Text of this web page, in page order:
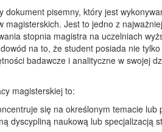
dokument pisemny, który jest
magisterskich. Jest to jedno z
stopnia magistra na uczelniach
na to, że student posiada nie
badawcze i analityczne w swojej
magisterskiej to:
się na określonym temacie lub
dyscypliną naukową lub specjalizacją